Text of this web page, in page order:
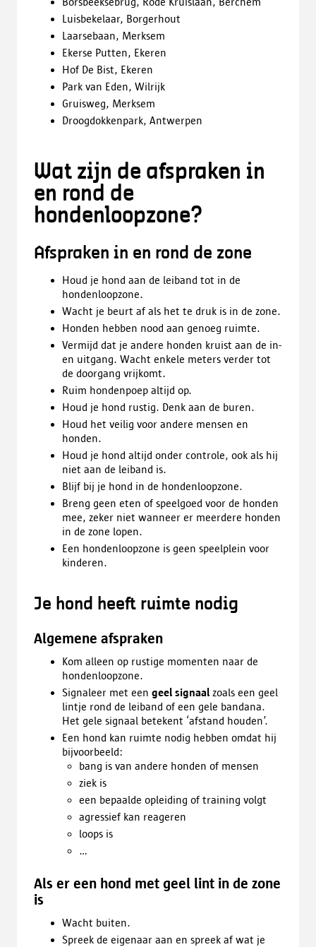
Luisbekelaar, Borgerhout
Laarsebaan, Merksem
Ekerse Putten, Ekeren
Hof De Bist, Ekeren
Park van Eden, Wilrijk
Gruisweg, Merksem
Droogdokkenpark, Antwerpen
Wat zijn de afspraken in
en rond de
hondenloopzone?
Afspraken in en rond de zone
Houd je hond aan de leiband tot in de
hondenloopzone.
Wacht je beurt af als het te druk is in de zone.
Honden hebben nood aan genoeg ruimte.
Vermijd dat je andere honden kruist aan de in-
en uitgang. Wacht enkele meters verder tot
de doorgang vrijkomt.
Ruim hondenpoep altijd op.
Houd je hond rustig. Denk aan de buren.
Houd het veilig voor andere mensen en
honden.
Houd je hond altijd onder controle, ook als hij
niet aan de leiband is.
Blijf bij je hond in de hondenloopzone.
Breng geen eten of speelgoed voor de honden
mee, zeker niet wanneer er meerdere honden
in de zone lopen.
Een hondenloopzone is geen speelplein voor
kinderen.
Je hond heeft ruimte nodig
Algemene afspraken
Kom alleen op rustige momenten naar de
hondenloopzone.
Signaleer met een geel signaal zoals een geel
lintje rond de leiband of een gele bandana.
Het gele signaal betekent ‘afstand houden’.
Een hond kan ruimte nodig hebben omdat hij
bijvoorbeeld:
bang is van andere honden of mensen
ziek is
een bepaalde opleiding of training volgt
agressief kan reageren
loops is
…
Als er een hond met geel lint in de zone
is
Wacht buiten.
Spreek de eigenaar aan en spreek af wat je